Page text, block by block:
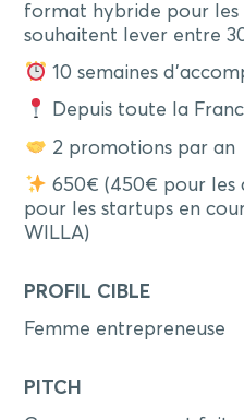
format hybride pour les
souhaitent lever entre
10 semaines
Depuis toute la
2 promotions par an
650€ (450€ pour les
pour les startups en
WILLA)
PROFIL CIBLE
Femme entrepreneuse
PITCH